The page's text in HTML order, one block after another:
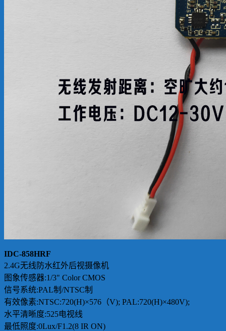
IDC-858HRF
2.4G无线防水红外后视摄像机
图象传感器:1/3" Color CMOS
信号系统:PAL制/NTSC制
有效像素:NTSC:720(H)×576（V); PAL:720(H)×480V);
水平清晰度:525电视线
最低照度:0Lux/F1.2(8 IR ON)